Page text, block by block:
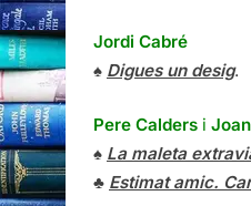
Jordi Cabré
♠ Digues un desig.
Pere Calders i
♠ La maleta
♣ Estimat amic.